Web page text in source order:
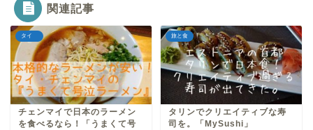
関連記事
タイ
チェンマイで日本のラーメン
を食べるなら！「うまくて号
旅と食
タリンでクリエイティブな寿
司を。「MySushi」